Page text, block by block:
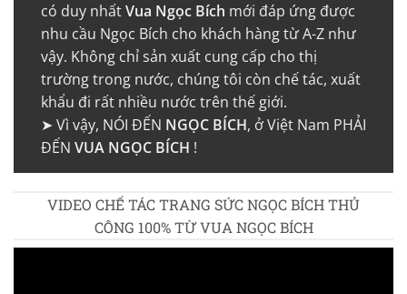
có duy nhấtVua Ngọc Bích mới đáp ứng được
nhu cầu Ngọc Bích cho khách hàng từ A-Z như
vậy. Không chỉ sản xuất cung cấp cho thị
trường trong nước, chúng tôi còn chế tác, xuất
khẩu đi rất nhiều nước trên thế giới.
➤ Vì vậy, NÓI ĐẾN NGỌC BÍCH, ở Việt Nam PHẢI
ĐẾN VUA NGỌC BÍCH !
VIDEO CHẾ TÁC TRANG SỨC NGỌC BÍCH THỦ
CÔNG 100% TỪ VUA NGỌC BÍCH